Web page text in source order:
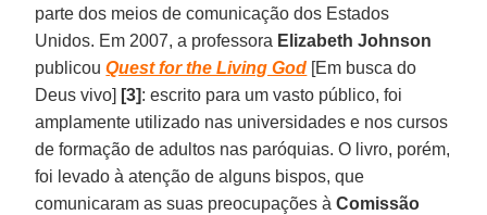
parte dos meios de comunicação dos Estados
Unidos. Em 2007, a professora Elizabeth Johnson
publicouQuest for the Living God [Em busca do
Deus vivo] [3]: escrito para um vasto público, foi
amplamente utilizado nas universidades e nos cursos
de formação de adultos nas paróquias. O livro, porém,
foi levado à atenção de alguns bispos, que
comunicaram as suas preocupações àComissão